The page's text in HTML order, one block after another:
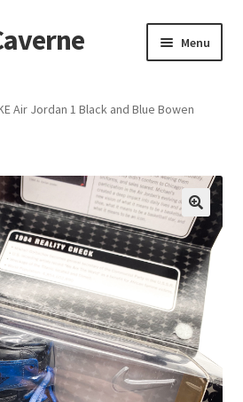
Menu
menu
enfant
Air Jordan 1 Black and Blue Bowen